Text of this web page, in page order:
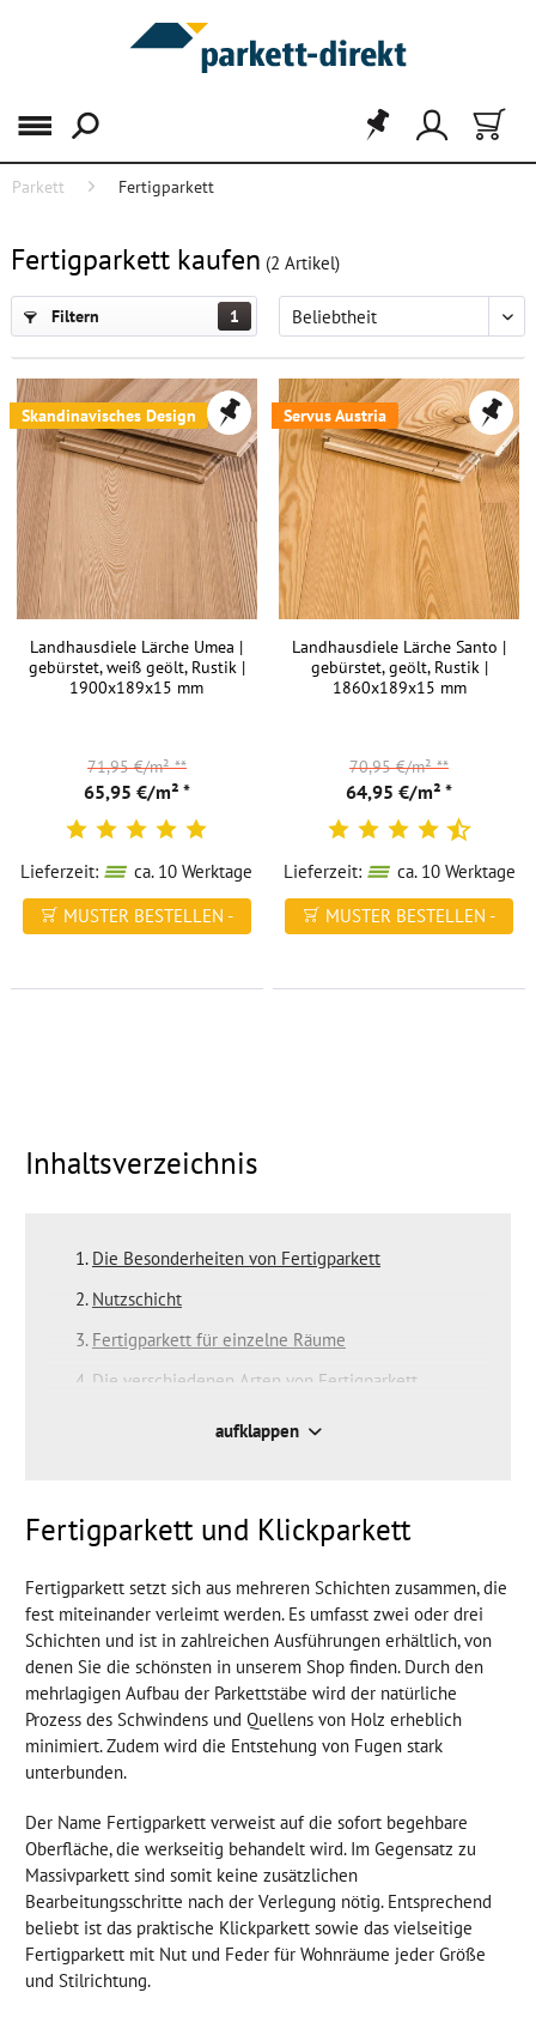
Menü
Parkett Fertigparkett
FILTER
Fertigparkett kaufen (2 Artikel)
Filtern 1
Skandinavisches Design
Landhausdiele Lärche Umea |
gebürstet, weiß geölt, Rustik |
1900x189x15 mm
65,95 €/m² *
71,95 €/m²**
Lieferzeit:
ca. 10 Werktage
MUSTER BESTELLEN -
Servus Austria
Landhausdiele Lärche Santo |
gebürstet, geölt, Rustik |
1860x189x15 mm
64,95 €/m² *
70,95 €/m²**
Lieferzeit:
ca. 10 Werktage
MUSTER BESTELLEN -
Inhaltsverzeichnis
Die Besonderheiten von Fertigparkett
Nutzschicht
Fertigparkett für einzelne Räume
Die verschiedenen Arten von Fertigparkett
Beliebteste Holzartenaufklappen
Fertigparkett und Klickparkett
Fertigparkett setzt sich aus mehreren Schichten zusammen, die
fest miteinander verleimt werden. Es umfasst zwei oder drei
Schichten und ist in zahlreichen Ausführungen erhältlich, von
denen Sie die schönsten in unserem Shop finden. Durch den
mehrlagigen Aufbau der Parkettstäbe wird der natürliche
Prozess des Schwindens und Quellens von Holz erheblich
minimiert. Zudem wird die Entstehung von Fugen stark
unterbunden.
Der Name Fertigparkett verweist auf die sofort begehbare
Oberfläche, die werkseitig behandelt wird. Im Gegensatz zu
Massivparkett sind somit keine zusätzlichen
Bearbeitungsschritte nach der Verlegung nötig. Entsprechend
beliebt ist das praktische Klickparkett sowie das vielseitige
Fertigparkett mit Nut und Feder für Wohnräume jeder Größe
und Stilrichtung.